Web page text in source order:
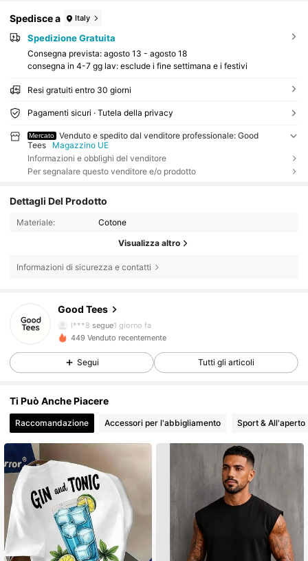
Spedisce a Italy
Spedizione Gratuita
Consegna prevista: agosto 13 - agosto 18
consegna in 4-7 gg lav: esclude i fine settimana e i festivi
Resi gratuiti entro 30 giorni
Pagamenti sicuri · Tutela della privacy
Mercato
Venduto e spedito dal venditore professionale: Good
Tees
Magazzino UE
Informazioni e obblighi del venditore
Per segnalare questo venditore e/o prodotto
Dettagli Del Prodotto
Materiale: Cotone
Visualizza altro
Informazioni di sicurezza e contatti
Good Tees
4.83
44 Follower
l***8 segue1 giorno fa
4.83 44 Follower
4.83 44 Follower
4.83 44 Follower
4.83 44 Follower
449 Venduto recentemente
Segui Tutti gli articoli
Ti Può Anche Piacere
Raccomandazione Accessori per l'abbigliamento Sport & All'aperto